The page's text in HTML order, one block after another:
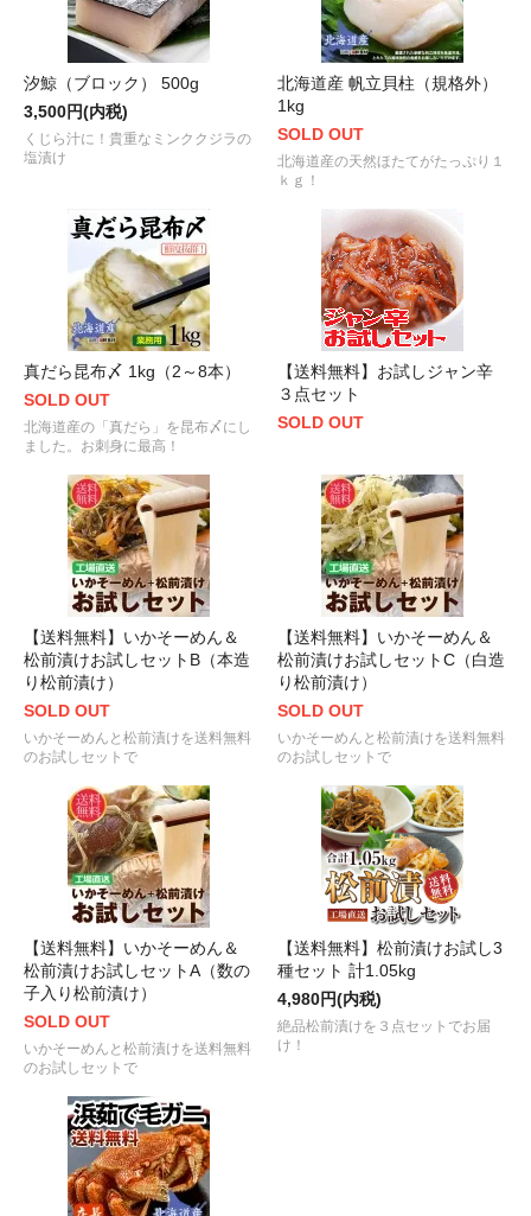
汐鯨（ブロック） 500g
3,500円(内税)
くじら汁に！貴重なミンククジラの
塩漬け
北海道産 帆立貝柱（規格外）
1kg
SOLD OUT
北海道産の天然ほたてがたっぷり１
ｋｇ！
真だら昆布〆 1kg（2～8本）
SOLD OUT
北海道産の「真だら」を昆布〆にし
ました。お刺身に最高！
【送料無料】お試しジャン辛
３点セット
SOLD OUT
【送料無料】いかそーめん＆
松前漬けお試しセットB（本造
り松前漬け）
SOLD OUT
いかそーめんと松前漬けを送料無料
のお試しセットで
【送料無料】いかそーめん＆
松前漬けお試しセットC（白造
り松前漬け）
SOLD OUT
いかそーめんと松前漬けを送料無料
のお試しセットで
【送料無料】いかそーめん＆
松前漬けお試しセットA（数の
子入り松前漬け）
SOLD OUT
いかそーめんと松前漬けを送料無料
のお試しセットで
【送料無料】松前漬けお試し3
種セット 計1.05kg
4,980円(内税)
絶品松前漬けを３点セットでお届
け！